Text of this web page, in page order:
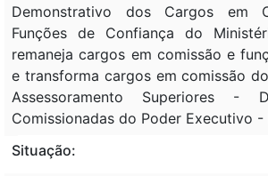
Demonstrativo dos Cargos em
Funções de Confiança do
remaneja cargos em comissão e
e transforma cargos em comissão
Assessoramento Superiores -
Comissionadas do Poder Executivo -
Situação: